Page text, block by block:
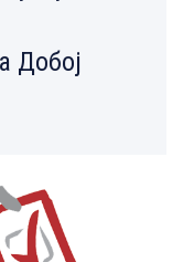
Добој